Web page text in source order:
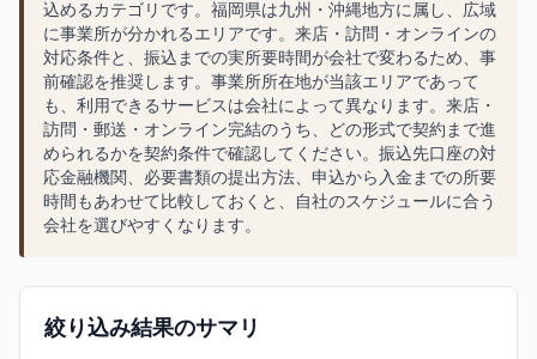
込めるカテゴリです。福岡県は九州・沖縄地方に属し、広域
に事業所が分かれるエリアです。来店・訪問・オンラインの
対応条件と、振込までの実所要時間が会社で変わるため、事
前確認を推奨します。事業所所在地が当該エリアであって
も、利用できるサービスは会社によって異なります。来店・
訪問・郵送・オンライン完結のうち、どの形式で契約まで進
められるかを契約条件で確認してください。振込先口座の対
応金融機関、必要書類の提出方法、申込から入金までの所要
時間もあわせて比較しておくと、自社のスケジュールに合う
会社を選びやすくなります。
絞り込み結果のサマリ